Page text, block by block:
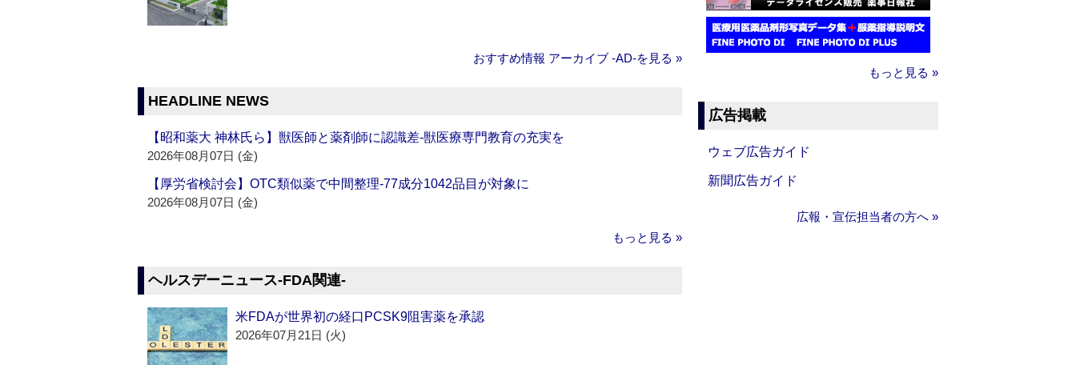
おすすめ情報 アーカイブ ‐AD‐を見る »
HEADLINE NEWS
【昭和薬大 神林氏ら】獣医師と薬剤師に認識差‐獣医療専門教育の充実を
2026年08月07日 (金)
【厚労省検討会】OTC類似薬で中間整理‐77成分1042品目が対象に
2026年08月07日 (金)
もっと見る »
ヘルスデーニュース‐FDA関連‐
米FDAが世界初の経口PCSK9阻害薬を承認
2026年07月21日 (火)
もっと見る »
広告掲載
ウェブ広告ガイド
新聞広告ガイド
広報・宣伝担当者の方へ »